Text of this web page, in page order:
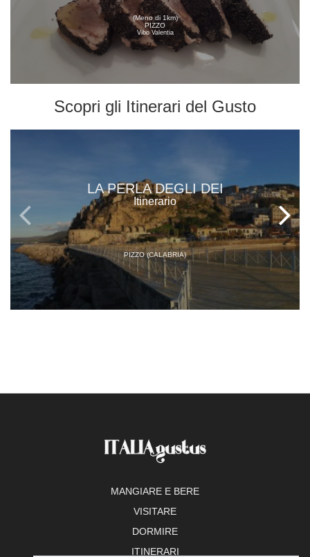
(Meno di 1km)
PIZZO
Vibo Valentia
Scopri gli Itinerari del Gusto
LA PERLA DEGLI DEI
Itinerario
PIZZO (CALABRIA)
MANGIARE E BERE
VISITARE
DORMIRE
ITINERARI